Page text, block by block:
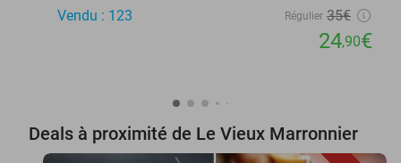
Vendu : 123
Régulier 35€
24,90€
Deals à proximité de Le Vieux Marronnier